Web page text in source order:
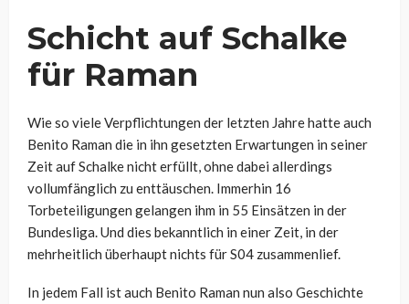
Schicht auf Schalke
für Raman
Wie so viele Verpflichtungen der letzten Jahre hatte auch
Benito Raman die in ihn gesetzten Erwartungen in seiner
Zeit auf Schalke nicht erfüllt, ohne dabei allerdings
vollumfänglich zu enttäuschen. Immerhin 16
Torbeteiligungen gelangen ihm in 55 Einsätzen in der
Bundesliga. Und dies bekanntlich in einer Zeit, in der
mehrheitlich überhaupt nichts für S04 zusammenlief.
In jedem Fall ist auch Benito Raman nun also Geschichte